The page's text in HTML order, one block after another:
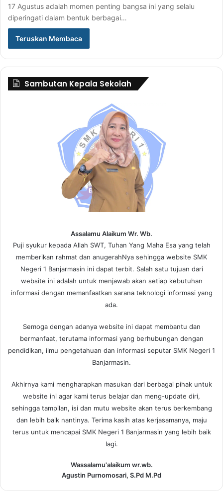
17 Agustus adalah momen penting bangsa ini yang selalu
diperingati dalam bentuk berbagai…
Teruskan Membaca
Sambutan Kepala Sekolah
Assalamu Alaikum Wr. Wb.
Puji syukur kepada Allah SWT, Tuhan Yang Maha Esa yang telah
memberikan rahmat dan anugerahNya sehingga website SMK
Negeri 1 Banjarmasin ini dapat terbit. Salah satu tujuan dari
website ini adalah untuk menjawab akan setiap kebutuhan
informasi dengan memanfaatkan sarana teknologi informasi yang
ada.
Semoga dengan adanya website ini dapat membantu dan
bermanfaat, terutama informasi yang berhubungan dengan
pendidikan, ilmu pengetahuan dan informasi seputar SMK Negeri 1
Banjarmasin.
Akhirnya kami mengharapkan masukan dari berbagai pihak untuk
website ini agar kami terus belajar dan meng-update diri,
sehingga tampilan, isi dan mutu website akan terus berkembang
dan lebih baik nantinya. Terima kasih atas kerjasamanya, maju
terus untuk mencapai SMK Negeri 1 Banjarmasin yang lebih baik
lagi.
Wassalamu'alaikum wr.wb.
Agustin Purnomosari, S.Pd M.Pd